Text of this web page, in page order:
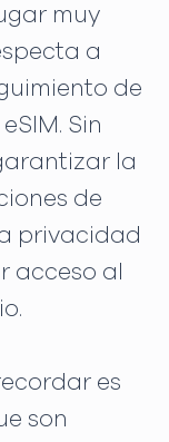
muy
a
de
Sin
la
de
privacidad
acceso al
es
son